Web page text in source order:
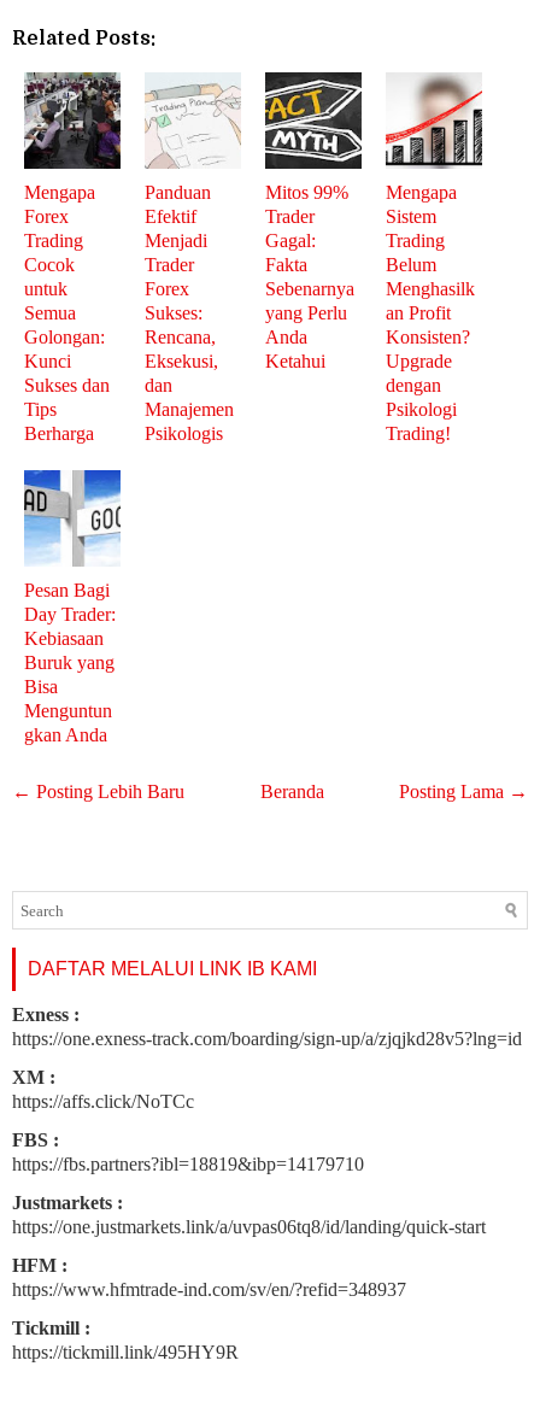
Related Posts:
Mengapa
Forex
Trading
Cocok
untuk
Semua
Golongan:
Kunci
Sukses dan
Tips
Berharga
Panduan
Efektif
Menjadi
Trader
Forex
Sukses:
Rencana,
Eksekusi,
dan
Manajemen
Psikologis
Mitos 99%
Trader
Gagal:
Fakta
Sebenarnya
yang Perlu
Anda
Ketahui
Mengapa
Sistem
Trading
Belum
Menghasilk
an Profit
Konsisten?
Upgrade
dengan
Psikologi
Trading!
Pesan Bagi
Day Trader:
Kebiasaan
Buruk yang
Bisa
Menguntun
gkan Anda
← Posting Lebih Baru Posting Lama →
Beranda
DAFTAR MELALUI LINK IB KAMI
Exness :
https://one.exness-track.com/boarding/sign-up/a/zjqjkd28v5?lng=id
XM :
https://affs.click/NoTCc
FBS :
https://fbs.partners?ibl=18819&ibp=14179710
Justmarkets :
https://one.justmarkets.link/a/uvpas06tq8/id/landing/quick-start
HFM :
https://www.hfmtrade-ind.com/sv/en/?refid=348937
Tickmill :
https://tickmill.link/495HY9R